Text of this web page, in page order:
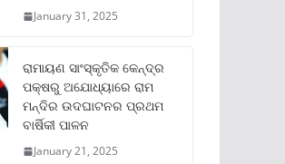
January 31, 2025
ରାମାୟଣ ସାଂସ୍କୃତିକ କେନ୍ଦ୍ର
ପକ୍ଷରୁ ଅଯୋଧ୍ୟାରେ ରାମ
ମନ୍ଦିର ଉଦଘାଟନର ପ୍ରଥମ
ବାର୍ଷିକୀ ପାଳନ
January 21, 2025